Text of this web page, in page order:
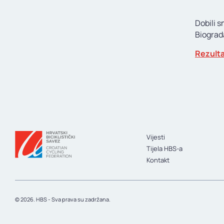
Dobili
Vijesti
Tijela HBS-a
Kontakt
© 2026. HBS - Sva prava su zadržana.